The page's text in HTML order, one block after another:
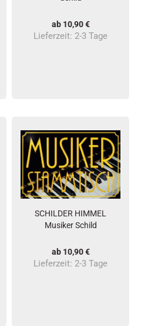
ab 10,90 €
Lieferzeit: 2-3 Tage
SCHILDER HIMMEL
Musiker Schild
ab 10,90 €
Lieferzeit: 2-3 Tage